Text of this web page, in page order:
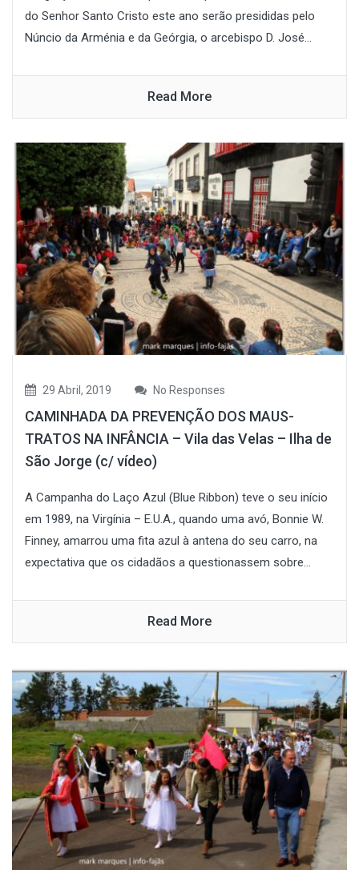
do Senhor Santo Cristo este ano serão presididas pelo
Núncio da Arménia e da Geórgia, o arcebispo D. José...
Read More
29 Abril, 2019 No Responses
CAMINHADA DA PREVENÇÃO DOS MAUS-
TRATOS NA INFÂNCIA – Vila das Velas – Ilha de
São Jorge (c/ vídeo)
A Campanha do Laço Azul (Blue Ribbon) teve o seu início
em 1989, na Virgínia – E.U.A., quando uma avó, Bonnie W.
Finney, amarrou uma fita azul à antena do seu carro, na
expectativa que os cidadãos a questionassem sobre...
Read More